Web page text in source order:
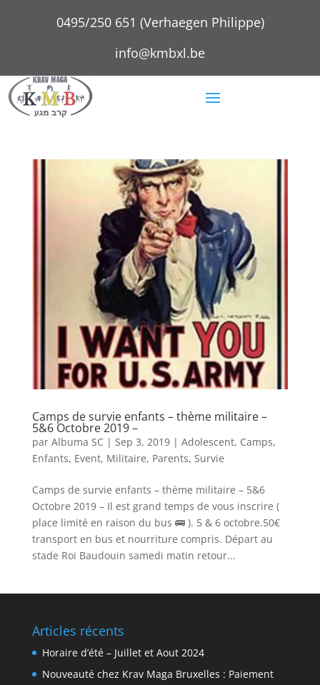
0495/250 651 (Verhaegen Philippe)
info@kmbxl.be
Camps de survie enfants – thème militaire –
5&6 Octobre 2019 –
par Albuma SC | Sep 3, 2019| Adolescent, Camps,
Enfants, Event, Militaire, Parents, Survie
Camps de survie enfants – thème militaire – 5&6
Octobre 2019 – Il est grand temps de vous inscrire (
place limité en raison du bus 🚌 ). 5 & 6 octobre.50€
transport en bus et nourriture compris. Départ au
stade Roi Baudouin samedi matin retour...
Articles récents
Horaire d’été – Juillet et Aout 2024
Nouveauté chez Krav Maga Bruxelles : Paiement